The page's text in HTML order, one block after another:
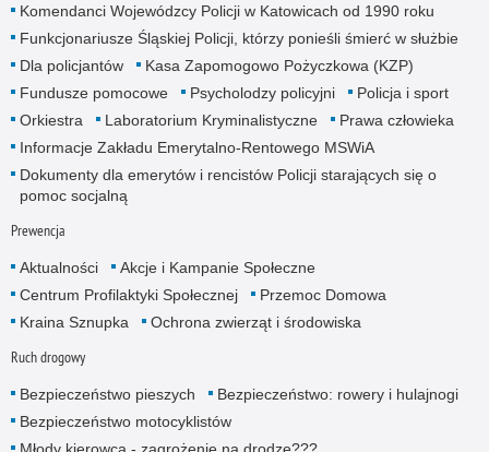
Komendanci Wojewódzcy Policji w Katowicach od 1990 roku
Funkcjonariusze Śląskiej Policji, którzy ponieśli śmierć w służbie
Dla policjantów
Kasa Zapomogowo Pożyczkowa (KZP)
Fundusze pomocowe
Psycholodzy policyjni
Policja i sport
Orkiestra
Laboratorium Kryminalistyczne
Prawa człowieka
Informacje Zakładu Emerytalno-Rentowego MSWiA
Dokumenty dla emerytów i rencistów Policji starających się o
pomoc socjalną
Prewencja
Aktualności
Akcje i Kampanie Społeczne
Centrum Profilaktyki Społecznej
Przemoc Domowa
Kraina Sznupka
Ochrona zwierząt i środowiska
Ruch drogowy
Bezpieczeństwo pieszych
Bezpieczeństwo: rowery i hulajnogi
Bezpieczeństwo motocyklistów